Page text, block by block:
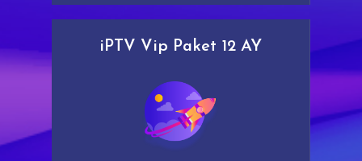
iPTV Vip Paket 12 AY